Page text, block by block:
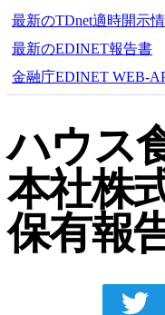
最新のTDnet適時開示
最新のEDINET報告書
金融庁EDINET WEB-
ハウス
本社株
保有報